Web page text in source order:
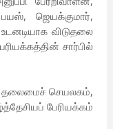
ஜெயக்குமார்,
விடுதலை
சார்பில்
தலைமைச் செயலகம்,
பேரியக்கம்